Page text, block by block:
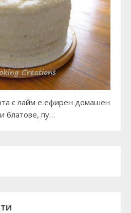
с лайм е ефирен домашен
блатове, пу…